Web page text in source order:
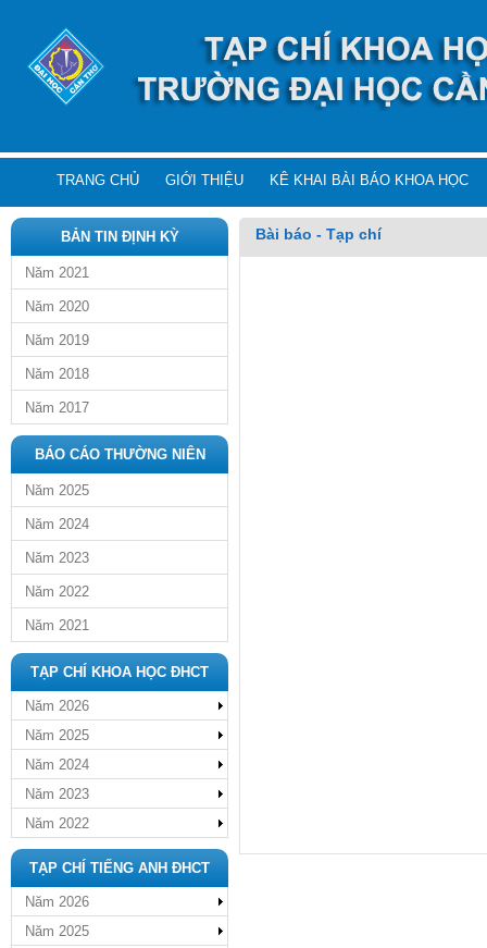
TRANG CHỦ GIỚI THIỆU KÊ KHAI BÀI BÁO KHOA HỌC
BẢN TIN ĐỊNH KỲ
Năm 2021
Năm 2020
Năm 2019
Năm 2018
Năm 2017
BÁO CÁO THƯỜNG NIÊN
Năm 2025
Năm 2024
Năm 2023
Năm 2022
Năm 2021
TẠP CHÍ KHOA HỌC ĐHCT
Năm 2026
Năm 2025
Năm 2024
Năm 2023
Năm 2022
TẠP CHÍ TIẾNG ANH ĐHCT
Năm 2026
Năm 2025
Bài báo - Tạp chí